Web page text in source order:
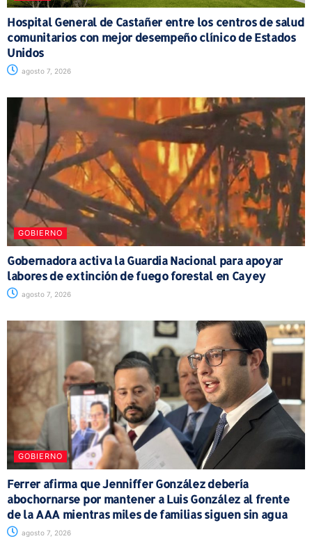
Hospital General de Castañer entre los centros de salud
comunitarios con mejor desempeño clínico de Estados
Unidos
agosto 7, 2026
GOBIERNO
Gobernadora activa la Guardia Nacional para apoyar
labores de extinción de fuego forestal en Cayey
agosto 7, 2026
GOBIERNO
Ferrer afirma que Jenniffer González debería
abochornarse por mantener a Luis González al frente
de la AAA mientras miles de familias siguen sin agua
agosto 7, 2026